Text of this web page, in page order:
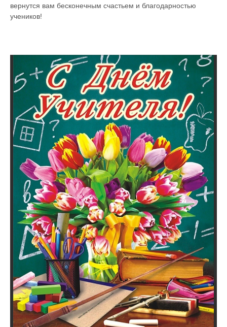
вернутся вам бесконечным счастьем и благодарностью
учеников!